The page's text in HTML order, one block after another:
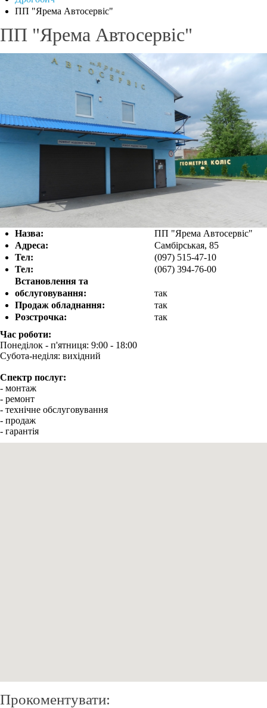
ПП "Ярема Автосервіс"
ПП "Ярема Автосервіс"
Назва:
ПП "Ярема Автосервіс"
Адреса:
Самбірськая, 85
Тел:
(097) 515-47-10
Тел:
(067) 394-76-00
Встановлення та
обслуговування:
так
Продаж обладнання:
так
Розстрочка:
так
Час роботи:
Понеділок - п'ятниця: 9:00 - 18:00
Субота-неділя: вихідний
Спектр послуг:
- монтаж
- ремонт
- технічне обслуговування
- продаж
- гарантія
Прокоментувати: